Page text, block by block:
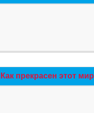
Как прекрасен этот мир